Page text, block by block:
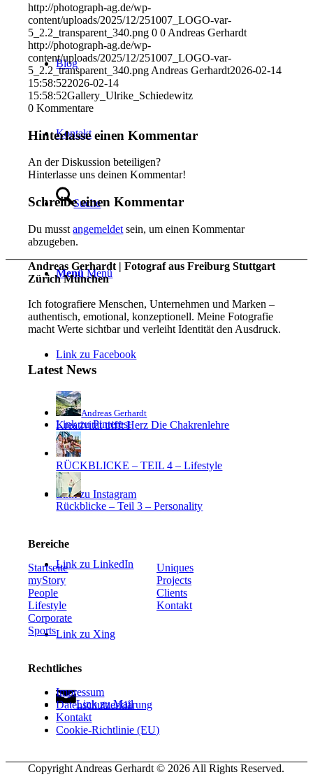
Blog
Kontakt
Suche
Menü Menü
Link zu Facebook
Link zu Pinterest
Link zu Instagram
Link zu LinkedIn
Link zu Xing
Link zu Mail
http://photograph-ag.de/wp-
content/uploads/2025/12/251007_LOGO-var-
5_2.2_transparent_340.png 0 0 Andreas Gerhardt
http://photograph-ag.de/wp-
content/uploads/2025/12/251007_LOGO-var-
5_2.2_transparent_340.png Andreas Gerhardt2026-02-14
15:58:522026-02-14
15:58:52Gallery_Ulrike_Schiedewitz
0 Kommentare
Hinterlasse einen Kommentar
An der Diskussion beteiligen?
Hinterlasse uns deinen Kommentar!
Schreibe einen Kommentar
Du musstangemeldet sein, um einen Kommentar
abzugeben.
Andreas Gerhardt | Fotograf aus Freiburg Stuttgart
Zürich München
Ich fotografiere Menschen, Unternehmen und Marken –
authentisch, emotional, konzeptionell. Meine Fotografie
macht Werte sichtbar und verleiht Identität den Ausdruck.
Latest News
Andreas Gerhardt
Kreativität trifft Herz Die Chakrenlehre
RÜCKBLICKE – TEIL 4 – Lifestyle
Rückblicke – Teil 3 – Personality
Bereiche
Startseite
myStory
People
Lifestyle
Corporate
Sports
Uniques
Projects
Clients
Kontakt
Rechtliches
Impressum
Datenschutzerklärung
Kontakt
Cookie-Richtlinie (EU)
Copyright Andreas Gerhardt © 2026 All Rights Reserved.